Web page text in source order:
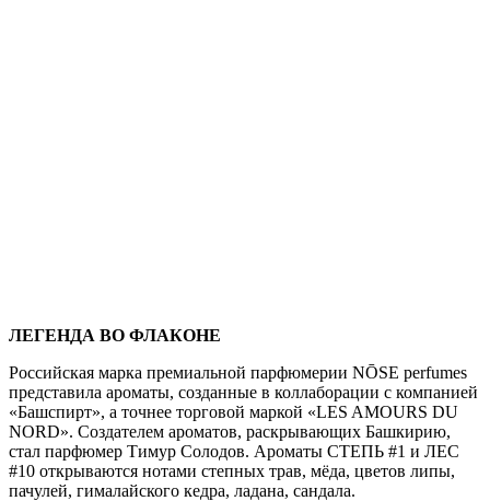
ЛЕГЕНДА ВО ФЛАКОНЕ
Российская марка премиальной парфюмерии NŌSE perfumes
представила ароматы, созданные в коллаборации с компанией
«Башспирт», а точнее торговой маркой «LES AMOURS DU
NORD». Создателем ароматов, раскрывающих Башкирию,
стал парфюмер Тимур Солодов. Ароматы СТЕПЬ #1 и ЛЕС
#10 открываются нотами степных трав, мёда, цветов липы,
пачулей, гималайского кедра, ладана, сандала.